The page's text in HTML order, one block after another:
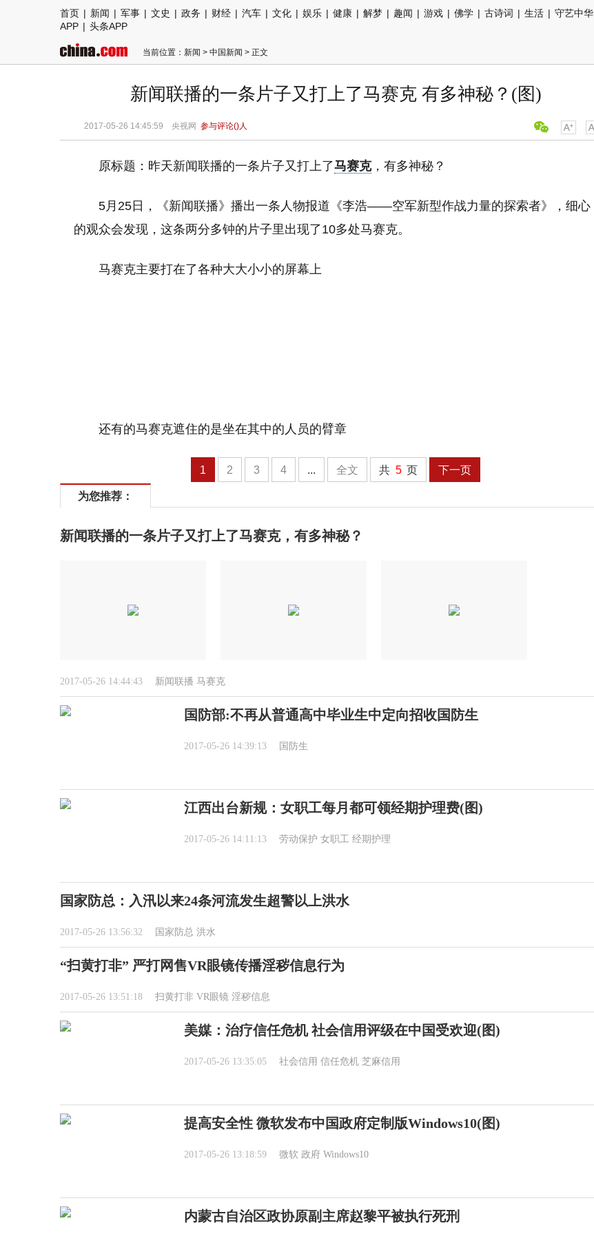
首页 | 新闻 | 军事 | 文史 | 政务 | 财经 | 汽车 | 文化 | 娱乐 | 健康 | 解梦 | 趣闻 | 游戏 | 佛学 | 古诗词 | 生活 | 守艺中华
APP | 头条APP
当前位置： 新闻 > 中国新闻 > 正文
新闻联播的一条片子又打上了马赛克 有多神秘？(图)
2017-05-26 14:45:59 央视网 参与评论()人
原标题：昨天新闻联播的一条片子又打上了马赛克，有多神秘？
5月25日，《新闻联播》播出一条人物报道《李浩——空军新型作战力量的探索者》，细心
的观众会发现，这条两分多钟的片子里出现了10多处马赛克。
马赛克主要打在了各种大大小小的屏幕上
还有的马赛克遮住的是坐在其中的人员的臂章
1 2 3 4 ... 全文 共 5 页 下一页
为您推荐：
新闻联播的一条片子又打上了马赛克，有多神秘？
2017-05-26 14:44:43 新闻联播 马赛克
国防部:不再从普通高中毕业生中定向招收国防生
2017-05-26 14:39:13 国防生
江西出台新规：女职工每月都可领经期护理费(图)
2017-05-26 14:11:13 劳动保护 女职工 经期护理
国家防总：入汛以来24条河流发生超警以上洪水
2017-05-26 13:56:32 国家防总 洪水
“扫黄打非” 严打网售VR眼镜传播淫秽信息行为
2017-05-26 13:51:18 扫黄打非 VR眼镜 淫秽信息
美媒：治疗信任危机 社会信用评级在中国受欢迎(图)
2017-05-26 13:35:05 社会信用 信任危机 芝麻信用
提高安全性 微软发布中国政府定制版Windows10(图)
2017-05-26 13:18:59 微软 政府 Windows10
内蒙古自治区政协原副主席赵黎平被执行死刑